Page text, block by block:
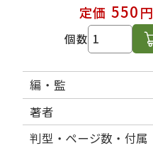
定価 550円
個数
編・監
著者
判型・ページ数・付属